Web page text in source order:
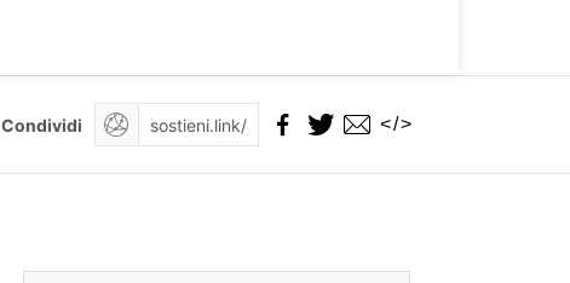
Condividi </>